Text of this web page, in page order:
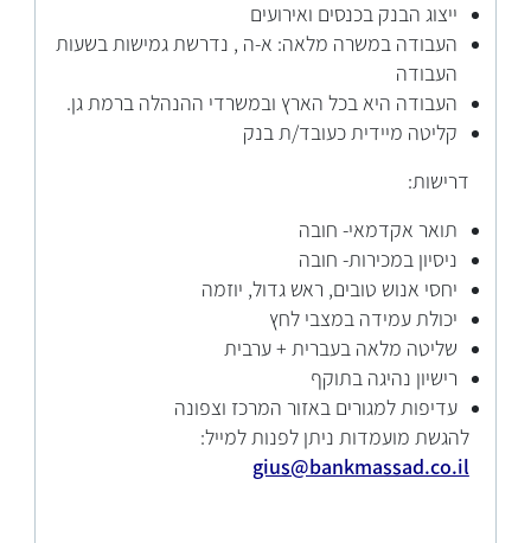
ייצוג הבנק בכנסים ואירועים
העבודה במשרה מלאה: א-ה , נדרשת גמישות בשעות
העבודה
העבודה היא בכל הארץ ובמשרדי ההנהלה ברמת גן.
קליטה מיידית כעובד/ת בנק
דרישות:
תואר אקדמאי- חובה
ניסיון במכירות- חובה
יחסי אנוש טובים, ראש גדול, יוזמה
יכולת עמידה במצבי לחץ
שליטה מלאה בעברית + ערבית
רישיון נהיגה בתוקף
עדיפות למגורים באזור המרכז וצפונה
להגשת מועמדות ניתן לפנות למייל:
gius@bankmassad.co.il